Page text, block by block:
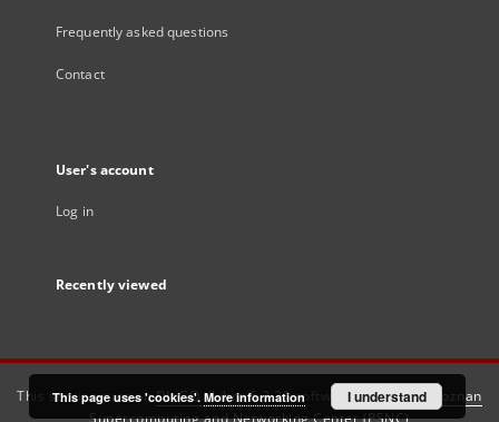
Frequently asked questions
Contact
User's account
Log in
Recently viewed
This service runs onDInGO dLibra 6.3.21software created by
Poznan
Supercomputing and Networking Center (PSNC)
This page uses 'cookies'. More information I understand